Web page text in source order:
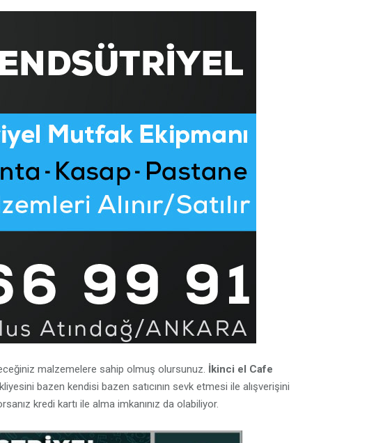
malzemelere sahip olmuş olursunuz. İkinci el Cafe
bazen kendisi bazen satıcının sevk etmesi ile alışverişini
kredi kartı ile alma imkanınız da olabiliyor.